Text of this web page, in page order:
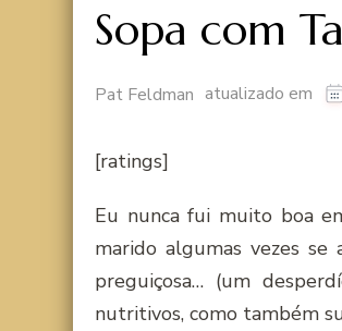
Sopa com
Pat Feldman atualizado em
[ratings]
Eu nunca fui muito boa
marido algumas vezes se
preguiçosa… (um
nutritivos, como também